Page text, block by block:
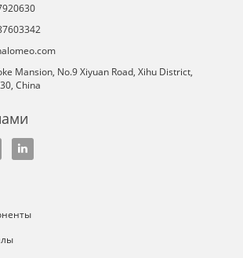
Mansion, No.9 Xiyuan Road, Xihu District,
China